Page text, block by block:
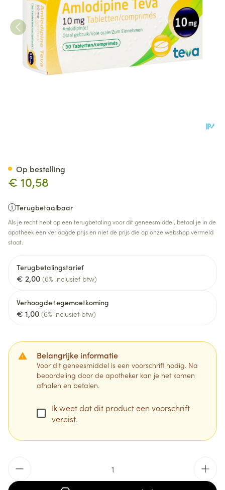
€ 10,58
Terugbetaalbaar
Als je recht hebt op een terugbetaling voor dit geneesmiddel, betaal je in de
apotheek een verlaagde prijs en niet de prijs die op onze webshop vermeld
staat.
Terugbetalingstarief
€ 2,00 (6% inclusief btw)
Verhoogde tegemoetkoming
€ 1,00 (6% inclusief btw)
Belangrijke informatie
Voor dit geneesmiddel is een voorschrift nodig. Na
beoordeling door de apotheker kan je het komen
afhalen en betalen.
Ik weet dat dit product een voorschrift
vereist.
Op bestelling